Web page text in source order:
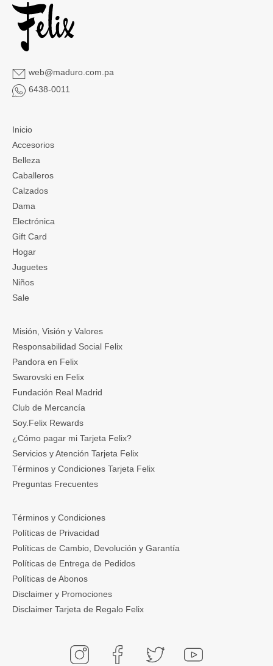
web@maduro.com.pa
6438-0011
Inicio
Accesorios
Belleza
Caballeros
Calzados
Dama
Electrónica
Gift Card
Hogar
Juguetes
Niños
Sale
Misión, Visión y Valores
Responsabilidad Social Felix
Pandora en Felix
Swarovski en Felix
Fundación Real Madrid
Club de Mercancía
Soy.Felix Rewards
¿Cómo pagar mi Tarjeta Felix?
Servicios y Atención Tarjeta Felix
Términos y Condiciones Tarjeta Felix
Preguntas Frecuentes
Términos y Condiciones
Políticas de Privacidad
Políticas de Cambio, Devolución y Garantía
Políticas de Entrega de Pedidos
Políticas de Abonos
Disclaimer y Promociones
Disclaimer Tarjeta de Regalo Felix